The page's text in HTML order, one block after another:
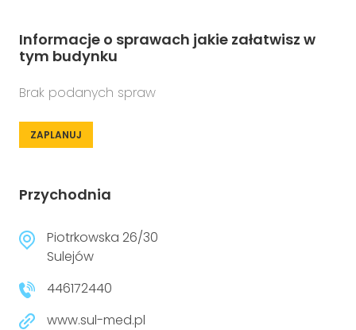
Informacje o sprawach jakie załatwisz w
tym budynku
Brak podanych spraw
ZAPLANUJ
Przychodnia
Piotrkowska 26/30
Sulejów
446172440
www.sul-med.pl